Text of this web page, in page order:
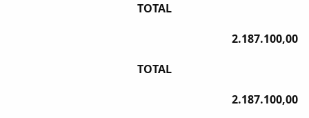
TOTAL
2.187.100,00
TOTAL
2.187.100,00